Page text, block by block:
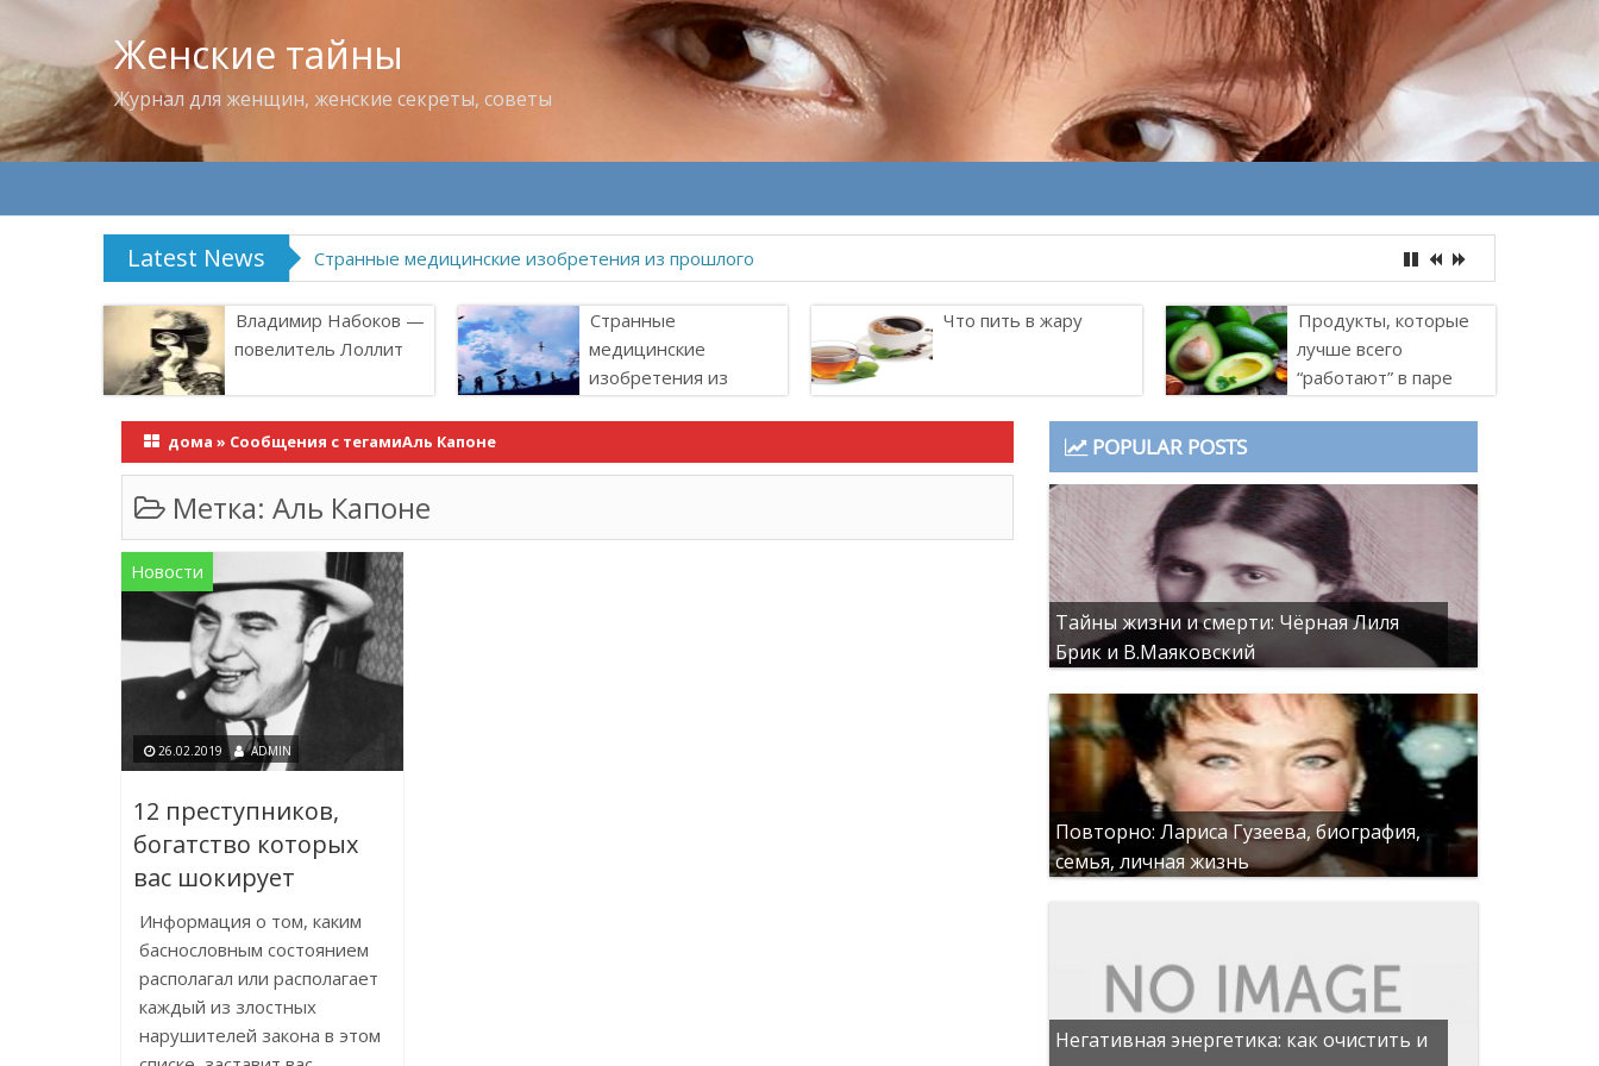
Женские тайны
Журнал для женщин, женские секреты, советы
Latest News
Владимир Набоков —
повелитель Лоллит
Странные
медицинские
изобретения из
Что пить в жару
Продукты, которые
лучше всего
“работают” в паре
дома » Сообщения с тегамиАль Капоне
Метка: Аль Капоне
Новости
26.02.2019 ADMIN
12 преступников,
богатство которых
вас шокирует
Информация о том, каким
баснословным состоянием
располагал или располагает
каждый из злостных
нарушителей закона в этом
POPULAR POSTS
Тайны жизни и смерти: Чёрная Лиля
Брик и В.Маяковский
Повторно: Лариса Гузеева, биография,
семья, личная жизнь
Негативная энергетика: как очистить и